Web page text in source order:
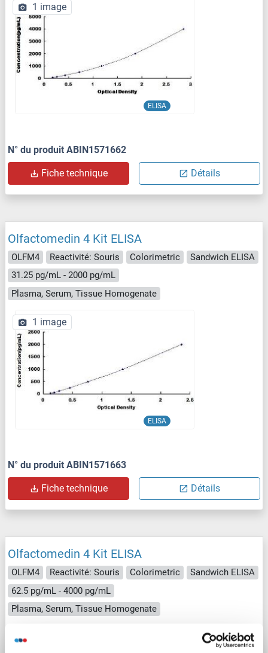
ELISA
1 image
N° du produit ABIN1571662
Fiche technique Détails
Olfactomedin 4 Kit ELISA
OLFM4 Reactivité: Souris Colorimetric
Sandwich ELISA
31.25 pg/mL - 2000 pg/mL
Plasma, Serum, Tissue Homogenate
ELISA
1 image
N° du produit ABIN1571663
Fiche technique Détails
Olfactomedin 4 Kit ELISA
OLFM4 Reactivité: Souris Colorimetric
Sandwich ELISA
62.5 pg/mL - 4000 pg/mL
Plasma, Serum, Tissue Homogenate